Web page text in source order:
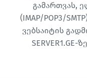
გამართვას,
(IMAP/POP3/
ვებსაიტის